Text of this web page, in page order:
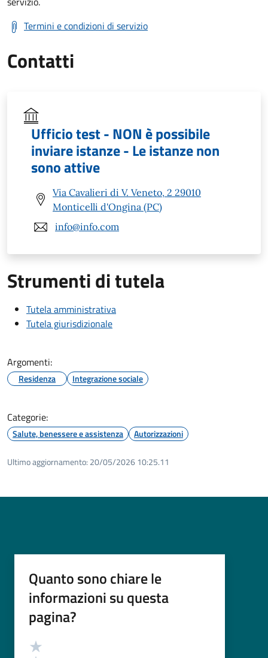
Termini e condizioni di servizio
Contatti
Ufficio test - NON è possibile
inviare istanze - Le istanze non
sono attive
Via Cavalieri di V. Veneto, 2 29010
Monticelli d'Ongina (PC)
info@info.com
Strumenti di tutela
Tutela amministrativa
Tutela giurisdizionale
Argomenti:
Residenza Integrazione sociale
Categorie:
Salute, benessere e assistenza Autorizzazioni
Ultimo aggiornamento: 20/05/2026 10:25.11
Quanto sono chiare le
informazioni su questa
pagina?
Valutazione